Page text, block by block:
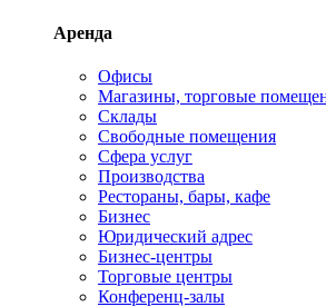
Аренда
Офисы
Магазины, торговые
Склады
Свободные помещения
Сфера услуг
Производства
Рестораны, бары, кафе
Бизнес
Юридический адрес
Бизнес-центры
Торговые центры
Конференц-залы